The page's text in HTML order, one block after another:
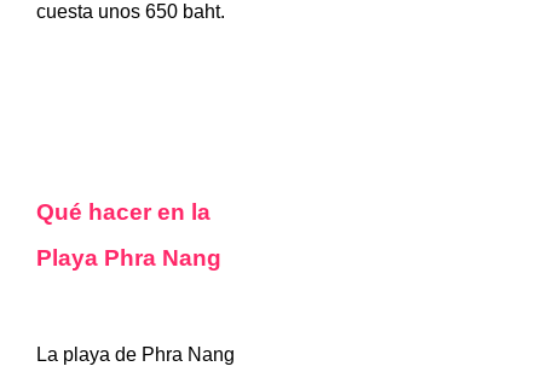
cuesta unos 650 baht.
Qué hacer en la
Playa Phra Nang
La playa de Phra Nang